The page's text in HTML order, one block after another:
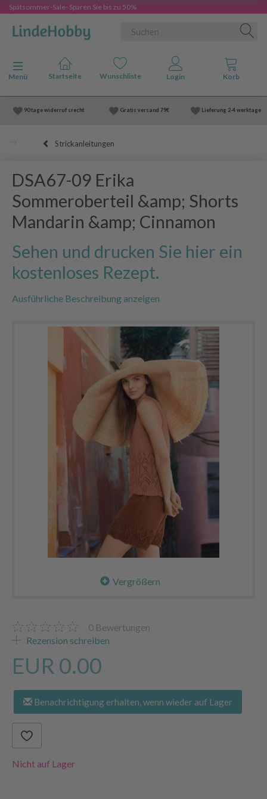
Spätsommer-Sale- Sparen Sie bis zu 50%
Anzeige ändern
Menü
90 tage widerruf srecht Gratis versand 79€ Lieferung 2-4 werktage
Strickanleitungen
DSA67-09 Erika
Sommeroberteil &amp; Shorts
Mandarin &amp; Cinnamon
Sehen und drucken Sie hier ein
kostenloses Rezept.
Ausführliche Beschreibung anzeigen
Vergrößern
0 Bewertungen
Rezension schreiben
EUR 0.00
Benachrichtigung erhalten, wenn wieder auf Lager
Nicht auf Lager